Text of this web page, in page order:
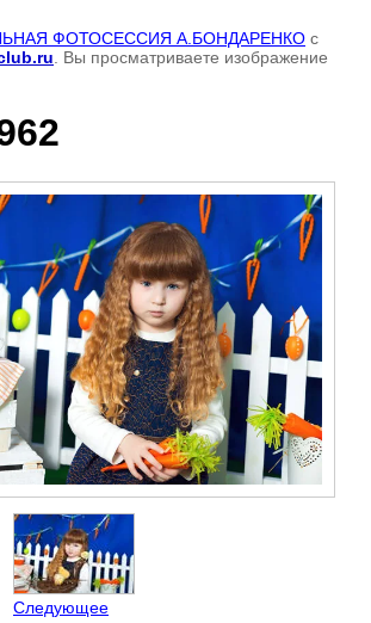
ФОТОСЕССИЯ А.БОНДАРЕНКО с
. Вы просматриваете изображение
Следующее